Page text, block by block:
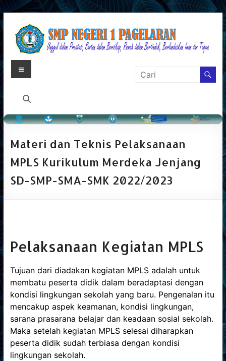
Skip
content
Laman
Resmi
SMP
1
Pagelaran
Pandeglang
mengenai
SMPN
1
Pagelaran
Menu
Materi dan Teknis Pelaksanaan
MPLS Kurikulum Merdeka Jenjang
SD-SMP-SMA-SMK 2022/2023
Pelaksanaan Kegiatan MPLS
Tujuan dari diadakan kegiatan MPLS adalah untuk
membatu peserta didik dalam beradaptasi dengan
kondisi lingkungan sekolah yang baru. Pengenalan itu
mencakup aspek keamanan, kondisi lingkungan,
sarana prasarana belajar dan keadaan sosial sekolah.
Maka setelah kegiatan MPLS selesai diharapkan
peserta didik sudah terbiasa dengan kondisi
lingkungan sekolah.